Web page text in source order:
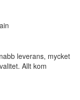
leverans, mycket
Allt kom